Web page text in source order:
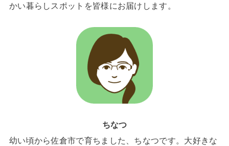
かい暮らしスポットを皆様にお届けします。
ちなつ
幼い頃から佐倉市で育ちました、ちなつです。大好きな